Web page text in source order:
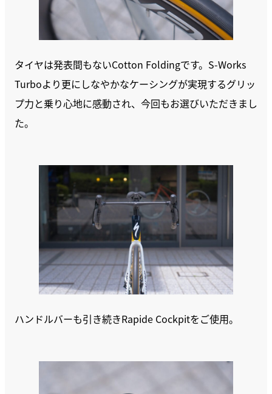
タイヤは発表間もないCotton Foldingです。S-Works
Turboより更にしなやかなケーシングが実現するグリッ
プ力と乗り心地に感動され、今回もお選びいただきまし
た。
ハンドルバーも引き続きRapide Cockpitをご使用。